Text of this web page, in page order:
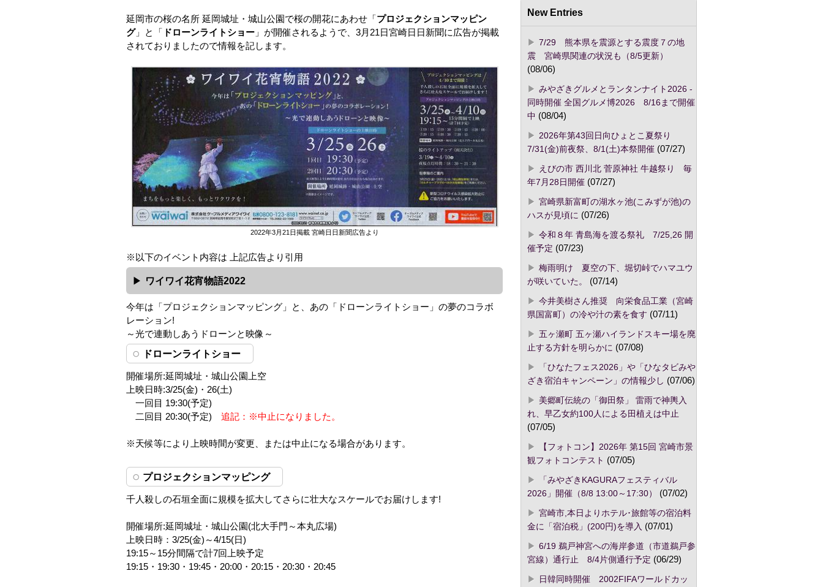
延岡市の桜の名所 延岡城址・城山公園で桜の開花にあわせ「 プロジェクションマッピン
グ」と「 ドローンライトショー 」が開催されるようで、3月21日宮崎日日新聞に広告が掲載
されておりましたので情報を記します。
2022年3月21日掲載 宮崎日日新聞広告より
※以下のイベント内容は 上記広告より引用
ワイワイ花宵物語2022
今年は「プロジェクションマッピング」と、あの「ドローンライトショー」の夢のコラボ
レーション!
～光で連動しあうドローンと映像～
ドローンライトショー
開催場所:延岡城址・城山公園上空
上映日時:3/25(金)・26(土)
一回目 19:30(予定)
二回目 20:30(予定)追記：※中止になりました。
※天候等により上映時間が変更、または中止になる場合があります。
プロジェクションマッピング
千人殺しの石垣全面に規模を拡大してさらに壮大なスケールでお届けします!
開催場所:延岡城址・城山公園(北大手門～本丸広場)
上映日時：3/25(金)～4/15(日)
19:15～15分間隔で計7回上映予定
19:15・19:30・19:45・20:00・20:15・20:30・20:45
New Entries
7/29 熊本県を震源とする震度７の地
震 宮崎県関連の状況も（8/5更新）
(08/06)
みやざきグルメとランタンナイト2026 -
同時開催 全国グルメ博2026 8/16まで開催
中 (08/04)
2026年第43回日向ひょとこ夏祭り
7/31(金)前夜祭、8/1(土)本祭開催(07/27)
えびの市 西川北 菅原神社 牛越祭り 毎
年7月28日開催(07/27)
宮崎県新富町の湖水ヶ池(こみずが池)の
ハスが見頃に (07/26)
令和８年 青島海を渡る祭礼 7/25,26 開
催予定 (07/23)
梅雨明け 夏空の下、堀切峠でハマユウ
が咲いていた。
(07/14)
今井美樹さん推奨 向栄食品工業（宮崎
県国富町）の冷や汁の素を食す (07/11)
五ヶ瀬町 五ヶ瀬ハイランドスキー場を廃
止する方針を明らかに (07/08)
「ひなたフェス2026」や「ひなタビみや
ざき宿泊キャンペーン」の情報少し (07/06)
美郷町伝統の「御田祭」 雷雨で神輿入
れ、早乙女約100人による田植えは中止
(07/05)
【フォトコン】2026年 第15回 宮崎市景
観フォトコンテスト (07/05)
「みやざきKAGURAフェスティバル
2026」開催（8/8 13:00～17:30）
(07/02)
宮崎市,本日よりホテル･旅館等の宿泊料
金に「宿泊税」(200円)を導入 (07/01)
6/19 鵜戸神宮への海岸参道（市道鵜戸参
宮線）通行止 8/4片側通行予定 (06/29)
日韓同時開催 2002FIFAワールドカッ